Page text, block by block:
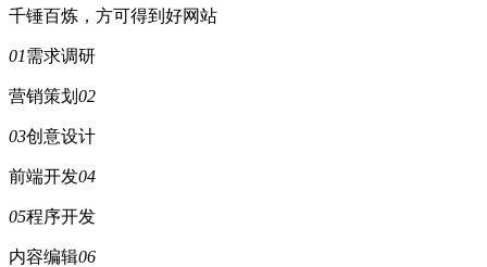
千锤百炼，方可得到好网站
01需求调研
营销策划 02
03创意设计
前端开发04
05程序开发
内容编辑06